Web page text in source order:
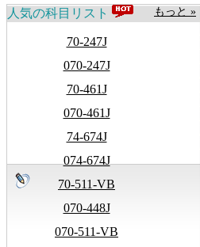
もっと »
人気の科目リスト
70-247J
070-247J
70-461J
070-461J
74-674J
074-674J
70-511-VB
070-448J
070-511-VB